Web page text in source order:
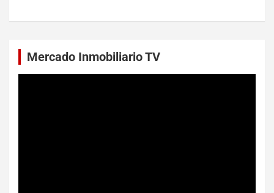
Mercado Inmobiliario TV